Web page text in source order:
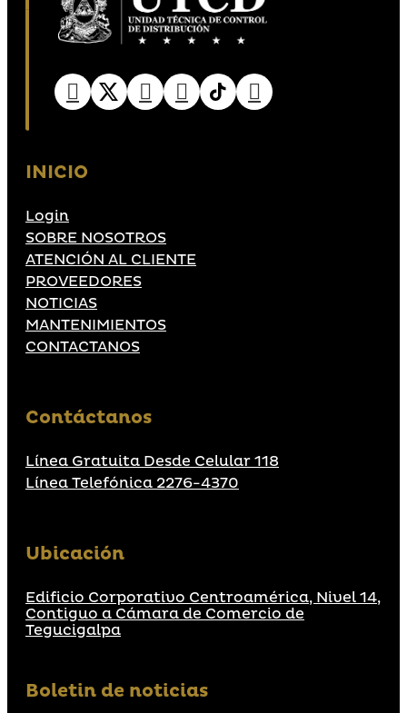
INICIO
Login
SOBRE NOSOTROS
ATENCIÓN AL CLIENTE
PROVEEDORES
NOTICIAS
MANTENIMIENTOS
CONTACTANOS
Contáctanos
Línea Gratuita Desde Celular 118
Línea Telefónica 2276-4370
Ubicación
Edificio Corporativo Centroamérica, Nivel 14,
Contiguo a Cámara de Comercio de
Tegucigalpa
Boletin de noticias